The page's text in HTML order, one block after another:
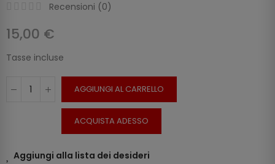
Recensioni (0)
15,00 €
Tasse incluse
AGGIUNGI AL CARRELLO
ACQUISTA ADESSO
Aggiungi alla lista dei desideri